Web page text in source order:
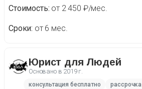
Стоимость от 2 450 ₽/мес.
Сроки от 6 мес.
Юрист для Людей
Основано в 2019 г.
консультация бесплатно
рассрочка